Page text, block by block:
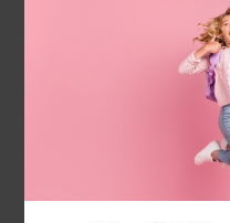
Wij zijn de geknipte
voor handige
sportievelingen en
een combinatie van
contacteer